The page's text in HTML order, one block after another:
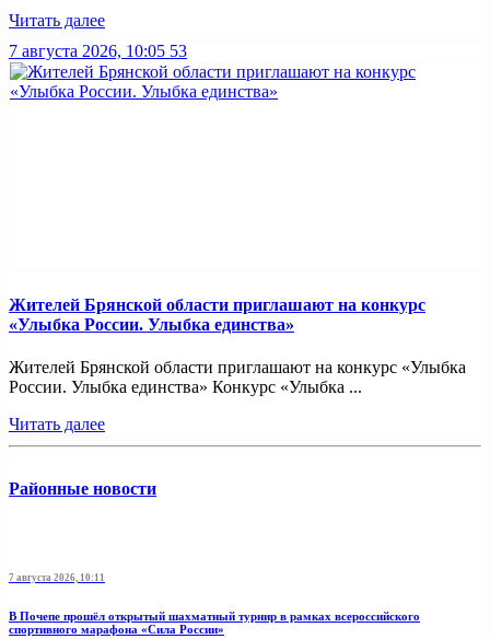
Читать далее
7 августа 2026, 10:05 53
Жителей Брянской области приглашают на конкурс
«Улыбка России. Улыбка единства»
Жителей Брянской области приглашают на конкурс «Улыбка
России. Улыбка единства» Конкурс «Улыбка ...
Читать далее
Районные новости
7 августа 2026, 10:11
В Почепе прошёл открытый шахматный турнир в рамках всероссийского
спортивного марафона «Сила России»